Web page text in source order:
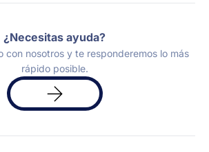
¿Necesitas ayuda?
con nosotros y te responderemos lo más
rápido posible.
Solicita
una
demo